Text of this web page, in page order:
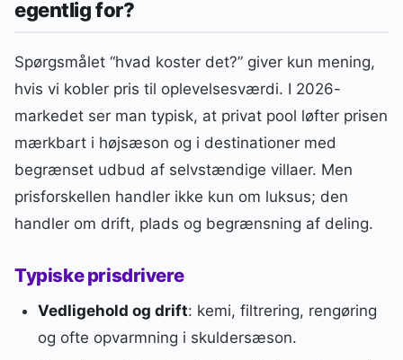
egentlig for?
Spørgsmålet “hvad koster det?” giver kun mening,
hvis vi kobler pris til oplevelsesværdi. I 2026-
markedet ser man typisk, at privat pool løfter prisen
mærkbart i højsæson og i destinationer med
begrænset udbud af selvstændige villaer. Men
prisforskellen handler ikke kun om luksus; den
handler om drift, plads og begrænsning af deling.
Typiske prisdrivere
Vedligehold og drift: kemi, filtrering, rengøring
og ofte opvarmning i skuldersæson.